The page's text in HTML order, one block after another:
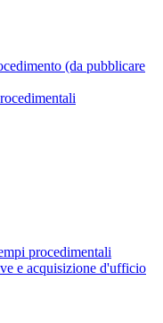
(da pubblicare
procedimentali
e acquisizione d'ufficio